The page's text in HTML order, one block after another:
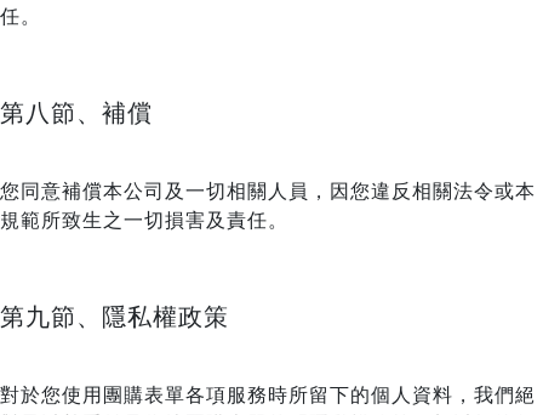
任。
第八節、補償
您同意補償本公司及一切相關人員，因您違反相關法令或本
規範所致生之一切損害及責任。
第九節、隱私權政策
對於您使用團購表單各項服務時所留下的個人資料，我們絕